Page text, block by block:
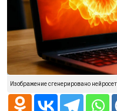
Изображение сгенерировано